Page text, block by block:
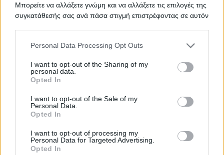
Μπορείτε να αλλάξετε γνώμη και να αλλάξετε τις επιλογές της
συγκατάθεσής σας ανά πάσα στιγμή επιστρέφοντας σε αυτόν
Please note that this website/app uses one or more Google
not limited to your visit or usage behaviour. You may click to
grant or deny consent to Google and its third-party tags to
use your data for below specified purposes in below Google
consent section.
Personal Data Processing Opt Outs
I want to opt-out of the Sharing of my
personal data.
Opted In
I want to opt-out of the Sale of my
Personal Data.
Opted In
I want to opt-out of processing my
Personal Data for Targeted Advertising.
Opted In
Επικοινωνήστε μαζί μας!
210-9499300 info@akep.gr
Κάντε Εγγραφή για να:
Λαμβάνετε καθημερινά email με τους διαγωνισμούς
στις κατηγορίες της επιλογής σας.